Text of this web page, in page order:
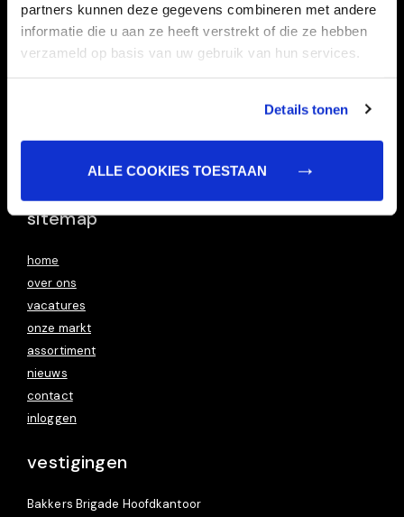
partners kunnen deze gegevens combineren met andere
informatie die u aan ze heeft verstrekt of die ze hebben
verzameld op basis van uw gebruik van hun services.
Details tonen
ALLE COOKIES TOESTAAN
Taart bestellen doet u bij:
www.taartbrigade.nl
sitemap
home
over ons
vacatures
onze markt
assortiment
nieuws
contact
inloggen
vestigingen
Bakkers Brigade Hoofdkantoor